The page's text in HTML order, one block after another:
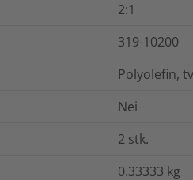
2:1
319-10200
Polyolefin,
Nei
2 stk.
0.33333 kg